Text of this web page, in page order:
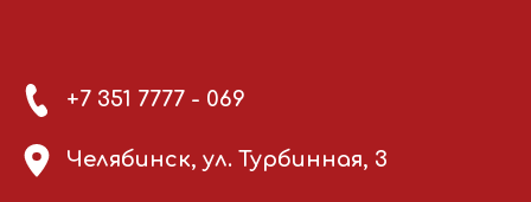
+7 351 7777 - 069
Челябинск, ул. Турбинная, 3